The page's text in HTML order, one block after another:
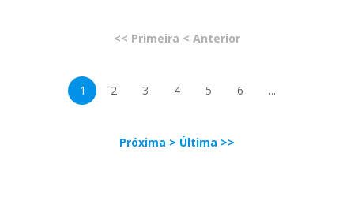
<< Primeira < Anterior
1 2 3 4 5 6 ...
Próxima > Última >>